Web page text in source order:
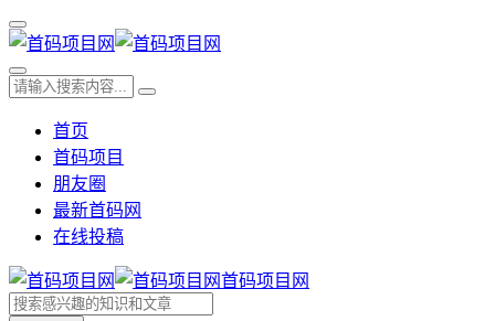
首页
首码项目
朋友圈
最新首码网
在线投稿
首码项目网